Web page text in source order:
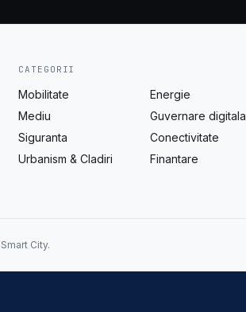
CATEGORII
Mobilitate
Energie
Mediu
Guvernare digitala
Siguranta
Conectivitate
Urbanism & Cladiri
Finantare
City.